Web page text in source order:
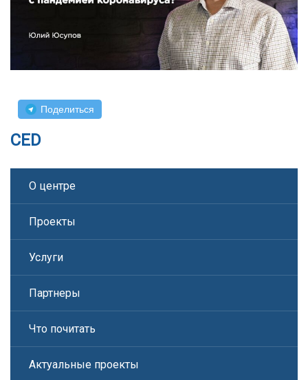
Поделиться
CED
О центре
Проекты
Услуги
Партнеры
Что почитать
Актуальные проекты